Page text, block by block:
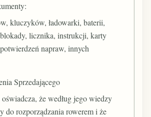
kluczyków, ładowarki, baterii,
licznika, instrukcji, karty
napraw, innych
Sprzedającego
oświadcza, że według jego wiedzy
do rozporządzania rowerem i że